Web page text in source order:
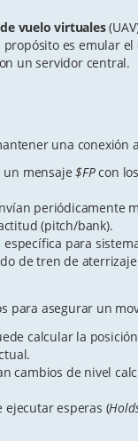
vuelo virtuales
es emular
un servidor central.
una conexión
un mensaje$FPcon
periódicamente
(pitch/bank).
para
de tren de
para asegurar un
calcular la
cambios de nivel
ejecutar esperas (